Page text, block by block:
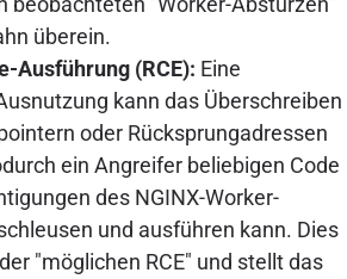
überein.
Ausführung (RCE): Eine
kann das Überschreiben
oder Rücksprungadressen
ein Angreifer beliebigen Code
des NGINX-Worker-
und ausführen kann. Dies
"möglichen RCE" und stellt das